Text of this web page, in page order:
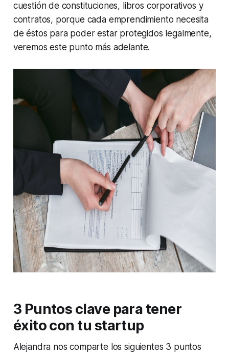
cuestión de constituciones, libros corporativos y
contratos, porque cada emprendimiento necesita
de éstos para poder estar protegidos legalmente,
veremos este punto más adelante.
3 Puntos clave para tener
éxito con tu startup
Alejandra nos comparte los siguientes 3 puntos